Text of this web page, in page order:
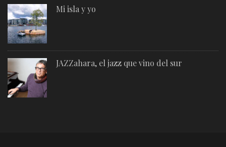
Mi isla y yo
JAZZahara, el jazz que vino del sur